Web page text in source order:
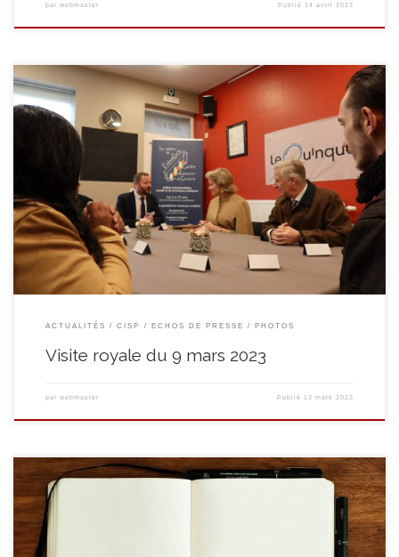
par webmaster Publié 14 avril 2023
Le 9 mars 2023, Le Quinquet avait l’honneur de recevoir le roi Philippe et la
reine Mathilde à l’occasion de leur visite de la Province du Hainaut.
Retrouvez ci-dessous les photographies et une revue de presse de cette
rencontre avec les employés et les stagiaires de notre Centre d’Insertion
SocioProfessionnelle […]
ACTUALITÉS CISP ECHOS DE PRESSE PHOTOS
Visite royale du 9 mars 2023
par webmaster Publié 13 mars 2023
Notre Centre d’Expression et de Créativité Ateliers de l’escalier recherche
ses prochain.es animateurs.trices! Profil souhaité : disposer de